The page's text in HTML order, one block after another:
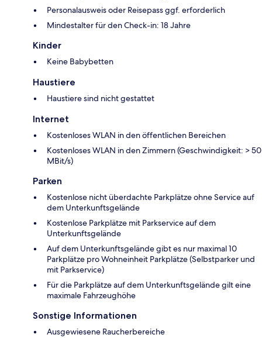
Personalausweis oder Reisepass ggf. erforderlich
Mindestalter für den Check-in: 18 Jahre
Kinder
Keine Babybetten
Haustiere
Haustiere sind nicht gestattet
Internet
Kostenloses WLAN in den öffentlichen Bereichen
Kostenloses WLAN in den Zimmern (Geschwindigkeit: > 50
MBit/s)
Parken
Kostenlose nicht überdachte Parkplätze ohne Service auf
dem Unterkunftsgelände
Kostenlose Parkplätze mit Parkservice auf dem
Unterkunftsgelände
Auf dem Unterkunftsgelände gibt es nur maximal 10
Parkplätze pro Wohneinheit Parkplätze (Selbstparker und
mit Parkservice)
Für die Parkplätze auf dem Unterkunftsgelände gilt eine
maximale Fahrzeughöhe
Sonstige Informationen
Ausgewiesene Raucherbereiche